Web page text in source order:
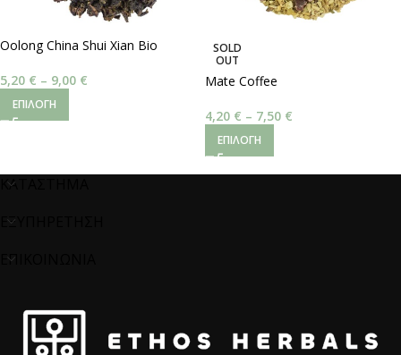
Oolong China Shui Xian Bio
5,20 € – 9,00 €
ΕΠΙΛΟΓΉ
SOLD
OUT
Mate Coffee
4,20 € – 7,50 €
ΕΠΙΛΟΓΉ
ΚΑΤΑΣΤΗΜΑ
ΕΞΥΠΗΡΕΤΗΣΗ
ΕΠΙΚΟΙΝΩΝΙΑ